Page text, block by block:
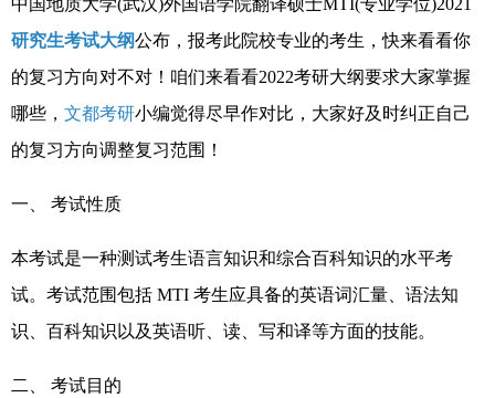
中国地质大学(武汉)外国语学院翻译硕士MTI(专业学位)2021
研究生考试大纲公布，报考此院校专业的考生，快来看看你
的复习方向对不对！咱们来看看2022考研大纲要求大家掌握
哪些， 文都考研小编觉得尽早作对比，大家好及时纠正自己
的复习方向调整复习范围！
一、 考试性质
本考试是一种测试考生语言知识和综合百科知识的水平考
试。考试范围包括 MTI 考生应具备的英语词汇量、语法知
识、百科知识以及英语听、读、写和译等方面的技能。
二、 考试目的